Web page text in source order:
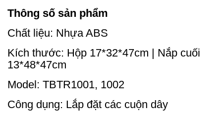
Thông số sản phẩm
Chất liệu: Nhựa ABS
Kích thước: Hộp 17*32*47cm | Nắp cuối
13*48*47cm
Model: TBTR1001, 1002
Công dụng: Lắp đặt các cuộn dây